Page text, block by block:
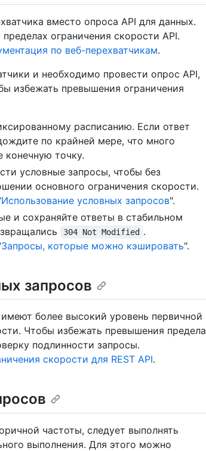
вместо опроса API для данных.
ограничения скорости API.
по веб-перехватчикам.
и необходимо провести опрос API,
избежать превышения ограничения
расписанию. Если ответ
по крайней мере, что много
конечную точку.
условные запросы, чтобы без
основного ограничения скорости.
условных запросов".
и сохраняйте ответы в стабильном
304 Not Modified .
которые можно кэшировать".
запросов
более высокий уровень первичной
Чтобы избежать превышения предела
подлинности запросы.
скорости для REST API.
частоты, следует выполнять
выполнения. Для этого можно